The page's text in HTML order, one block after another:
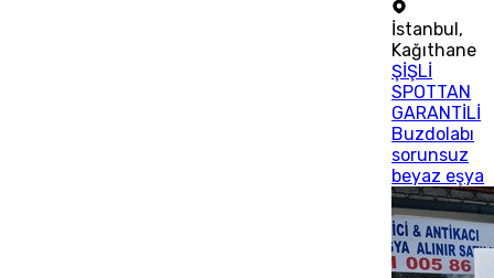
İstanbul ,
Kağıthane
ŞİŞLİ
SPOTTAN
GARANTİLİ
Buzdolabı
sorunsuz
beyaz eşya